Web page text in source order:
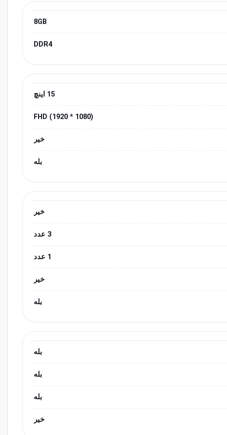
8GB
DDR4
15 اینچ
(1080 * 1920) FHD
خیر
بله
خیر
3 عدد
1 عدد
خیر
بله
بله
بله
بله
خیر